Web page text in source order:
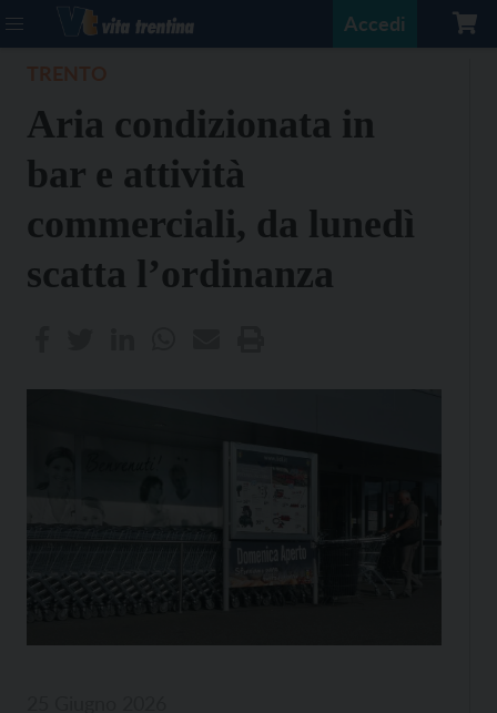
Accedi
Aria condizionata in
bar e attività
commerciali, da lunedì
scatta l’ordinanza